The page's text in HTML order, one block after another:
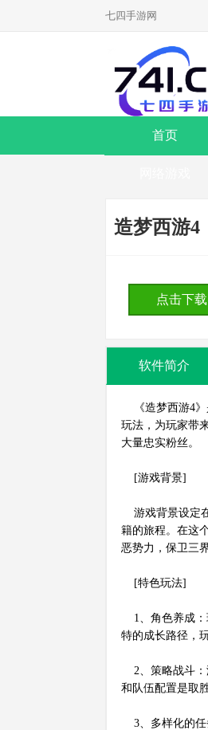
七四手游网
首页
造梦西游4
点击下载
软件简介
《造梦西游4》
玩法，为玩家带
大量忠实粉丝。
[游戏背景]
游戏背景设定
籍的旅程。在这
恶势力，保卫三
[特色玩法]
1、角色养成：
特的成长路径，
2、策略战斗：
和队伍配置是取
3、多样化的任